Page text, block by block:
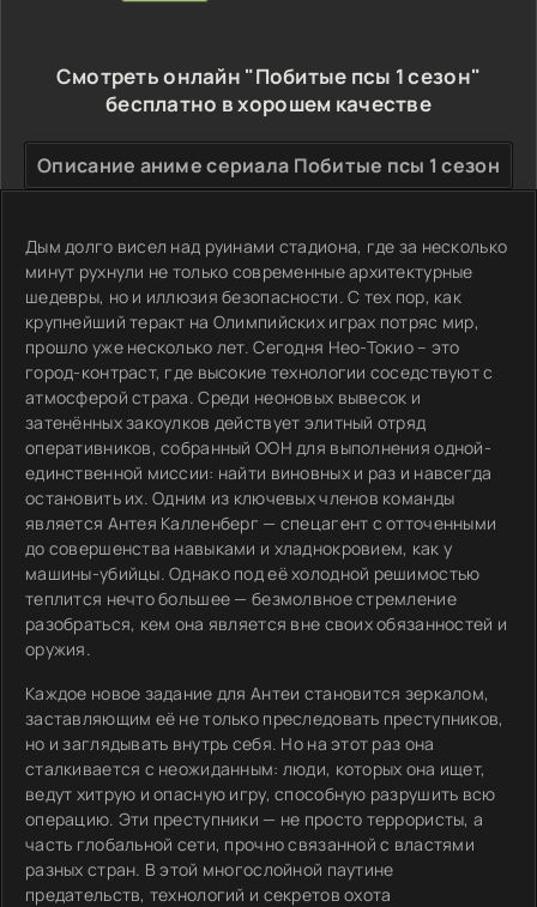
Смотреть онлайн "Побитые псы 1 сезон"
бесплатно в хорошем качестве
Описание аниме сериала Побитые псы 1 сезон
Дым долго висел над руинами стадиона, где за несколько
минут рухнули не только современные архитектурные
шедевры, но и иллюзия безопасности. С тех пор, как
крупнейший теракт на Олимпийских играх потряс мир,
прошло уже несколько лет. Сегодня Нео-Токио – это
город-контраст, где высокие технологии соседствуют с
атмосферой страха. Среди неоновых вывесок и
затенённых закоулков действует элитный отряд
оперативников, собранный ООН для выполнения одной-
единственной миссии: найти виновных и раз и навсегда
остановить их. Одним из ключевых членов команды
является Антея Калленберг — спецагент с отточенными
до совершенства навыками и хладнокровием, как у
машины-убийцы. Однако под её холодной решимостью
теплится нечто большее — безмолвное стремление
разобраться, кем она является вне своих обязанностей и
оружия.
Каждое новое задание для Антеи становится зеркалом,
заставляющим её не только преследовать преступников,
но и заглядывать внутрь себя. Но на этот раз она
сталкивается с неожиданным: люди, которых она ищет,
ведут хитрую и опасную игру, способную разрушить всю
операцию. Эти преступники — не просто террористы, а
часть глобальной сети, прочно связанной с властями
разных стран. В этой многослойной паутине
предательств, технологий и секретов охота